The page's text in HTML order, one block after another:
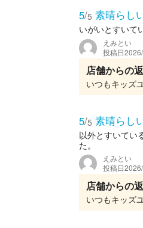
5/5 素晴らし
いがいとすいて
えみとい
投稿日
店舗からの
5/5 素晴らし
以外とすいてい
た。
えみとい
投稿日
店舗からの